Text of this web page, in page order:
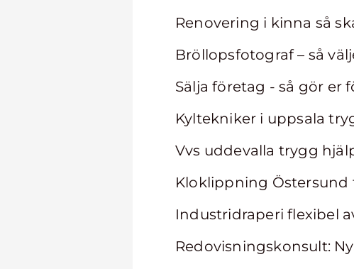
Renovering i kinna så
Bröllopsfotograf – så
Sälja företag - så gör er
Kyltekniker i uppsala
Vvs uddevalla trygg
Kloklippning
Industridraperi flexibel
Redovisningskonsult: